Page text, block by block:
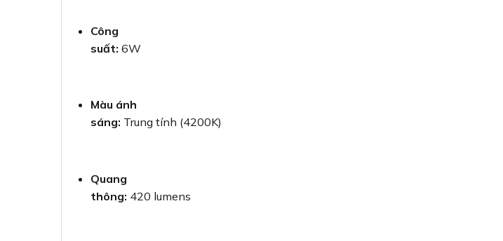
Công
suất: 6W
Màu ánh
sáng: Trung tính (4200K)
Quang
thông: 420 lumens